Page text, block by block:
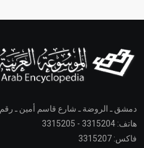
دمشق ـ الروضة ـ شارع قاسم أمين ـ رقم 39
هاتف: 3315204 - 3315205
فاكس: 3315207